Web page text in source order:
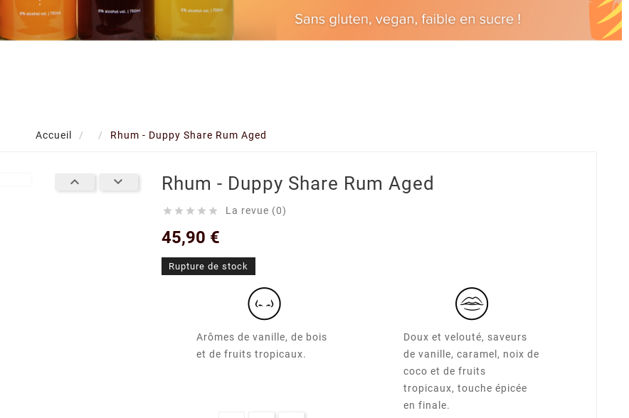
Accueil Rhum - Duppy Share Rum Aged
  Rhum - Duppy Share Rum Aged
     La revue (0)
45,90 €
Rupture de stock
Arômes de vanille, de bois
et de fruits tropicaux.
Doux et velouté, saveurs
de vanille, caramel, noix de
coco et de fruits
tropicaux, touche épicée
en finale.